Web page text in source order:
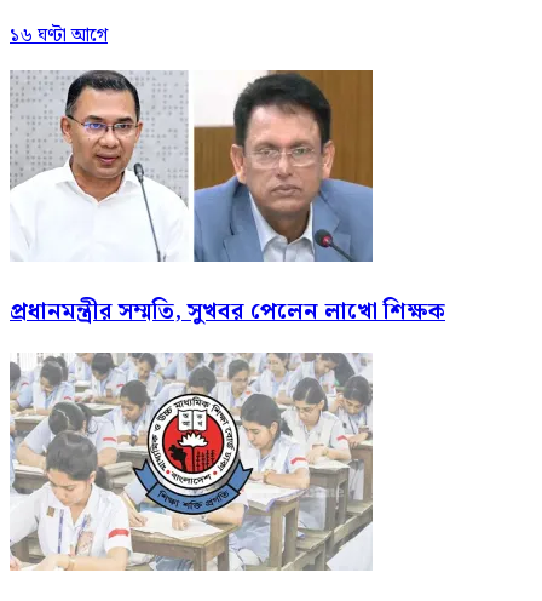
১৬ ঘণ্টা আগে
প্রধানমন্ত্রীর সম্মতি, সুখবর পেলেন লাখো শিক্ষক